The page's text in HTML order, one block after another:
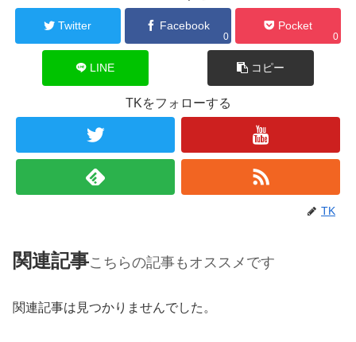
Twitter Facebook
0
Pocket
0
LINE コピー
TKをフォローする
TK
関連記事こちらの記事もオススメです
関連記事は見つかりませんでした。